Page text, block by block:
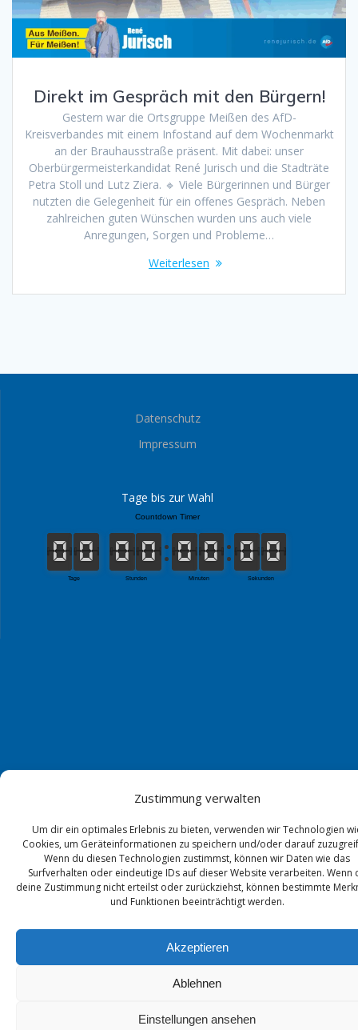
Zustimmung verwalten
Um dir ein optimales Erlebnis zu bieten, verwenden wir Technologien
Cookies, um Geräteinformationen zu speichern und/oder darauf
Wenn du diesen Technologien zustimmst, können wir Daten wie das
Surfverhalten oder eindeutige IDs auf dieser Website verarbeiten. Wenn
deine Zustimmung nicht erteilst oder zurückziehst, können bestimmte
und Funktionen beeinträchtigt werden.
Akzeptieren
Ablehnen
Einstellungen ansehen
Direkt im Gespräch mit den Bürgern!
Gestern war die Ortsgruppe Meißen des AfD-
Kreisverbandes mit einem Infostand auf dem Wochenmarkt
an der Brauhausstraße präsent. Mit dabei: unser
Oberbürgermeisterkandidat René Jurisch und die Stadträte
Petra Stoll und Lutz Ziera. 🔹 Viele Bürgerinnen und Bürger
nutzten die Gelegenheit für ein offenes Gespräch. Neben
zahlreichen guten Wünschen wurden uns auch viele
Anregungen, Sorgen und Probleme…
Weiterlesen
Datenschutz
Impressum
Tage bis zur Wahl